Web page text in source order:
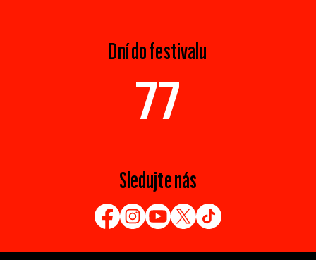
Dní do festivalu
77
Sledujte nás